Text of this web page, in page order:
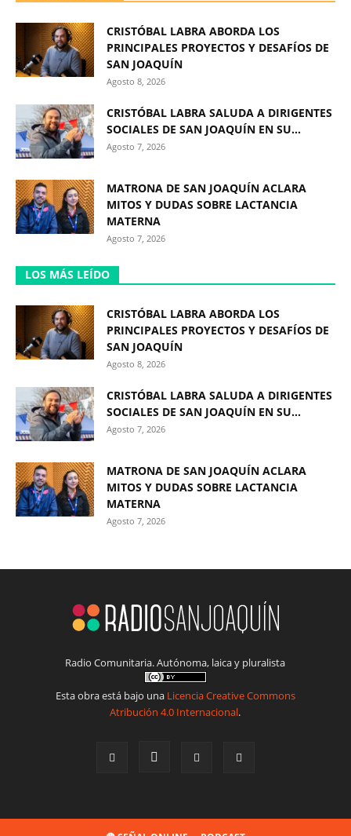
CRISTÓBAL LABRA ABORDA LOS
PRINCIPALES PROYECTOS Y DESAFÍOS DE
SAN JOAQUÍN
Agosto 8, 2026
CRISTÓBAL LABRA SALUDA A DIRIGENTES
SOCIALES DE SAN JOAQUÍN EN SU...
Agosto 7, 2026
MATRONA DE SAN JOAQUÍN ACLARA
MITOS Y DUDAS SOBRE LACTANCIA
MATERNA
Agosto 7, 2026
LOS MÁS LEÍDO
CRISTÓBAL LABRA ABORDA LOS
PRINCIPALES PROYECTOS Y DESAFÍOS DE
SAN JOAQUÍN
Agosto 8, 2026
CRISTÓBAL LABRA SALUDA A DIRIGENTES
SOCIALES DE SAN JOAQUÍN EN SU...
Agosto 7, 2026
MATRONA DE SAN JOAQUÍN ACLARA
MITOS Y DUDAS SOBRE LACTANCIA
MATERNA
Agosto 7, 2026
Radio Comunitaria. Autónoma, laica y pluralista
Esta obra está bajo una Licencia Creative Commons
Atribución 4.0 Internacional.